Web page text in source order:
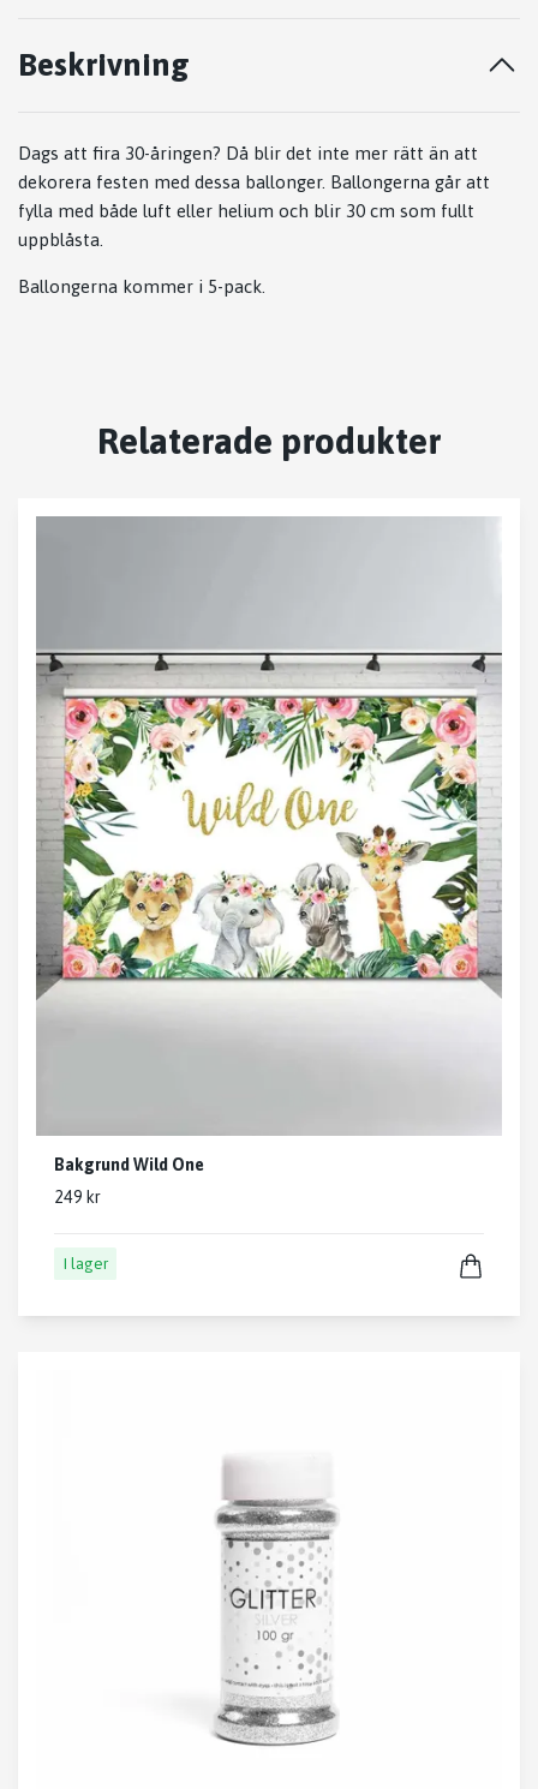
Beskrivning
Dags att fira 30-åringen? Då blir det inte mer rätt än att
dekorera festen med dessa ballonger. Ballongerna går att
fylla med både luft eller helium och blir 30 cm som fullt
uppblåsta.
Ballongerna kommer i 5-pack.
Relaterade produkter
Bakgrund Wild One
249 kr
I lager